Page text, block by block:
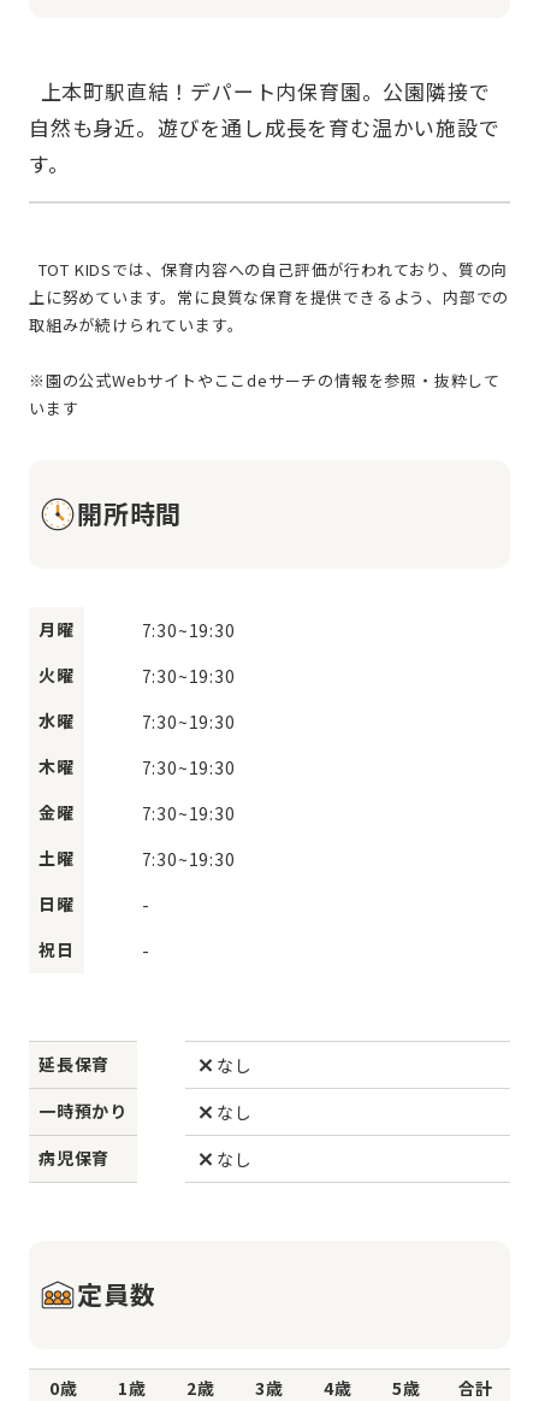
自然も身近。遊びを通し成長を育む温かい施設で
上に努めています。常に良質な保育を提供できるよう、内部での
取組みが続けられています。
※園の公式Webサイトやここdeサーチの情報を参照・抜粋して
開所時間
月曜 7:30~19:30
火曜
7:30~19:30
水曜
7:30~19:30
木曜
7:30~19:30
金曜
7:30~19:30
土曜
7:30~19:30
日曜
-
祝日
-
延長保育
なし
一時預かり
なし
病児保育
なし
定員数
0歳 1歳 2歳 3歳 4歳 5歳 合計